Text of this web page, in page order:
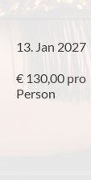
13. Jan 2027
€ 130,00 pro
Person